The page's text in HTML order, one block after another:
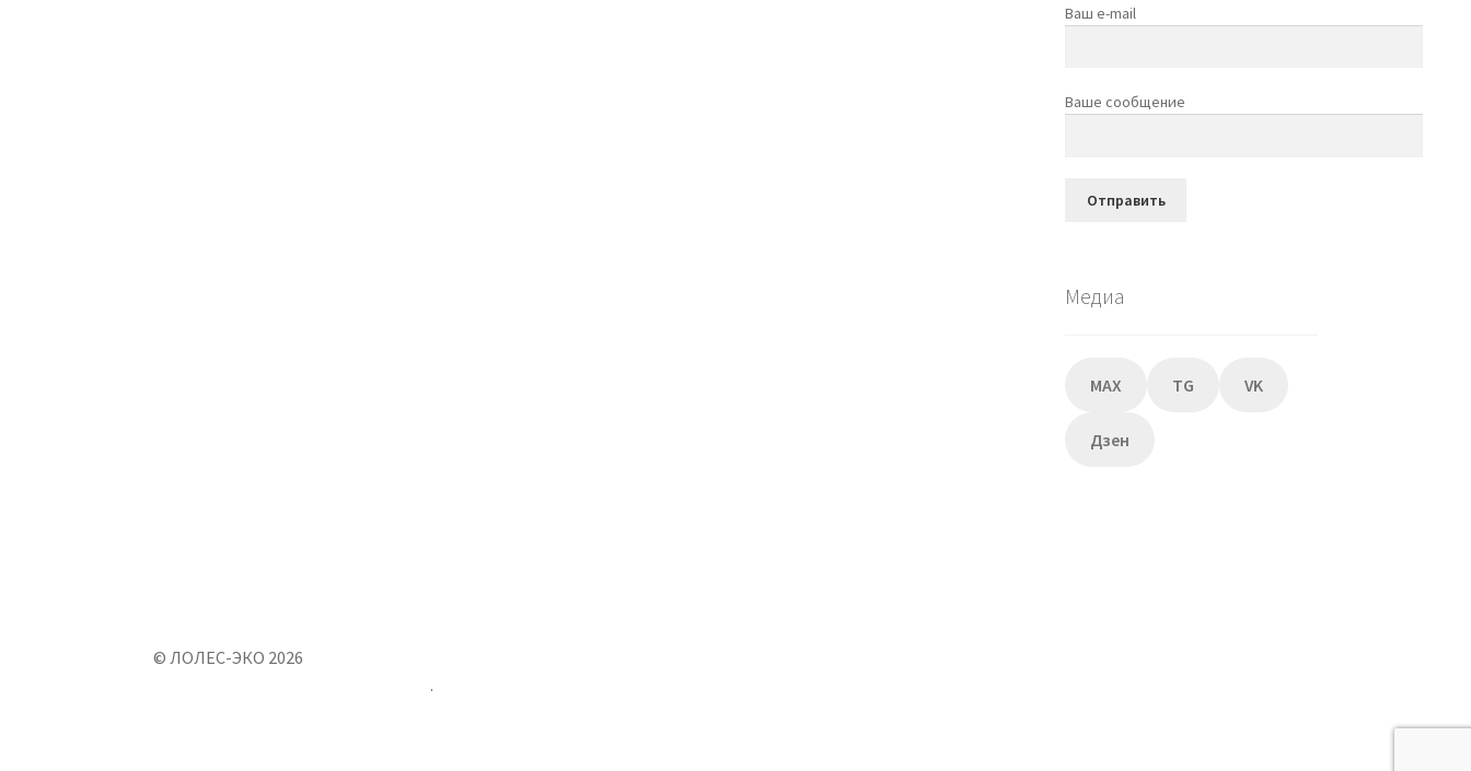
Ваш e-mail
Ваше сообщение
Медиа
MAX TG VK
Дзен
© ЛОЛЕС-ЭКО 2026
.